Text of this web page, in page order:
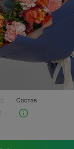
Состав